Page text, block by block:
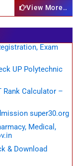
View More..
Exam
UP Polytechnic
Rank Calculator –
super30.org
Medical,
& Download